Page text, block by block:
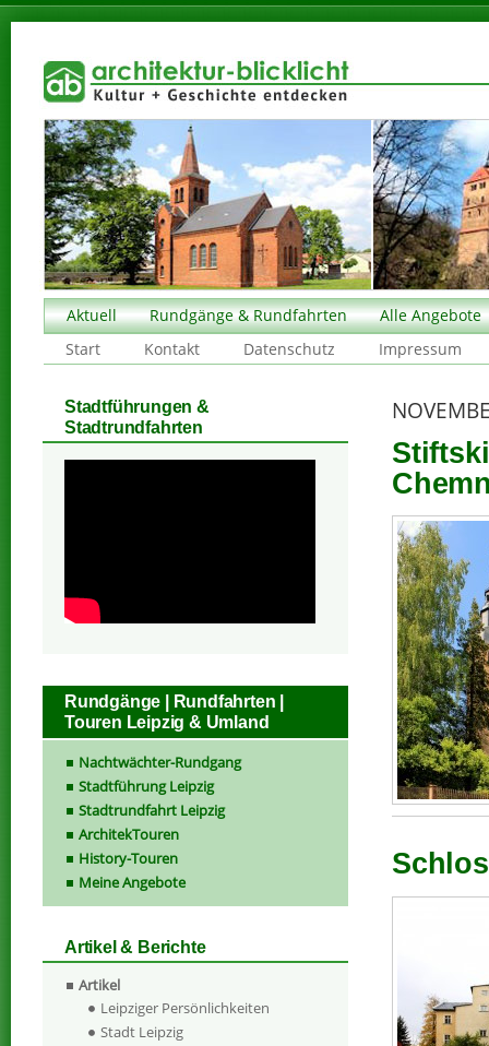
Aktuell Rundgänge & Rundfahrten
Alle Angebote
Start
Kontakt Datenschutz Impressum
Stadtführungen &
Stadtrundfahrten
Rundgänge | Rundfahrten |
Touren Leipzig & Umland
Nachtwächter-Rundgang
Stadtführung Leipzig
Stadtrundfahrt Leipzig
ArchitekTouren
History-Touren
Meine Angebote
Artikel & Berichte
Artikel
Leipziger Persönlichkeiten
Stadt Leipzig